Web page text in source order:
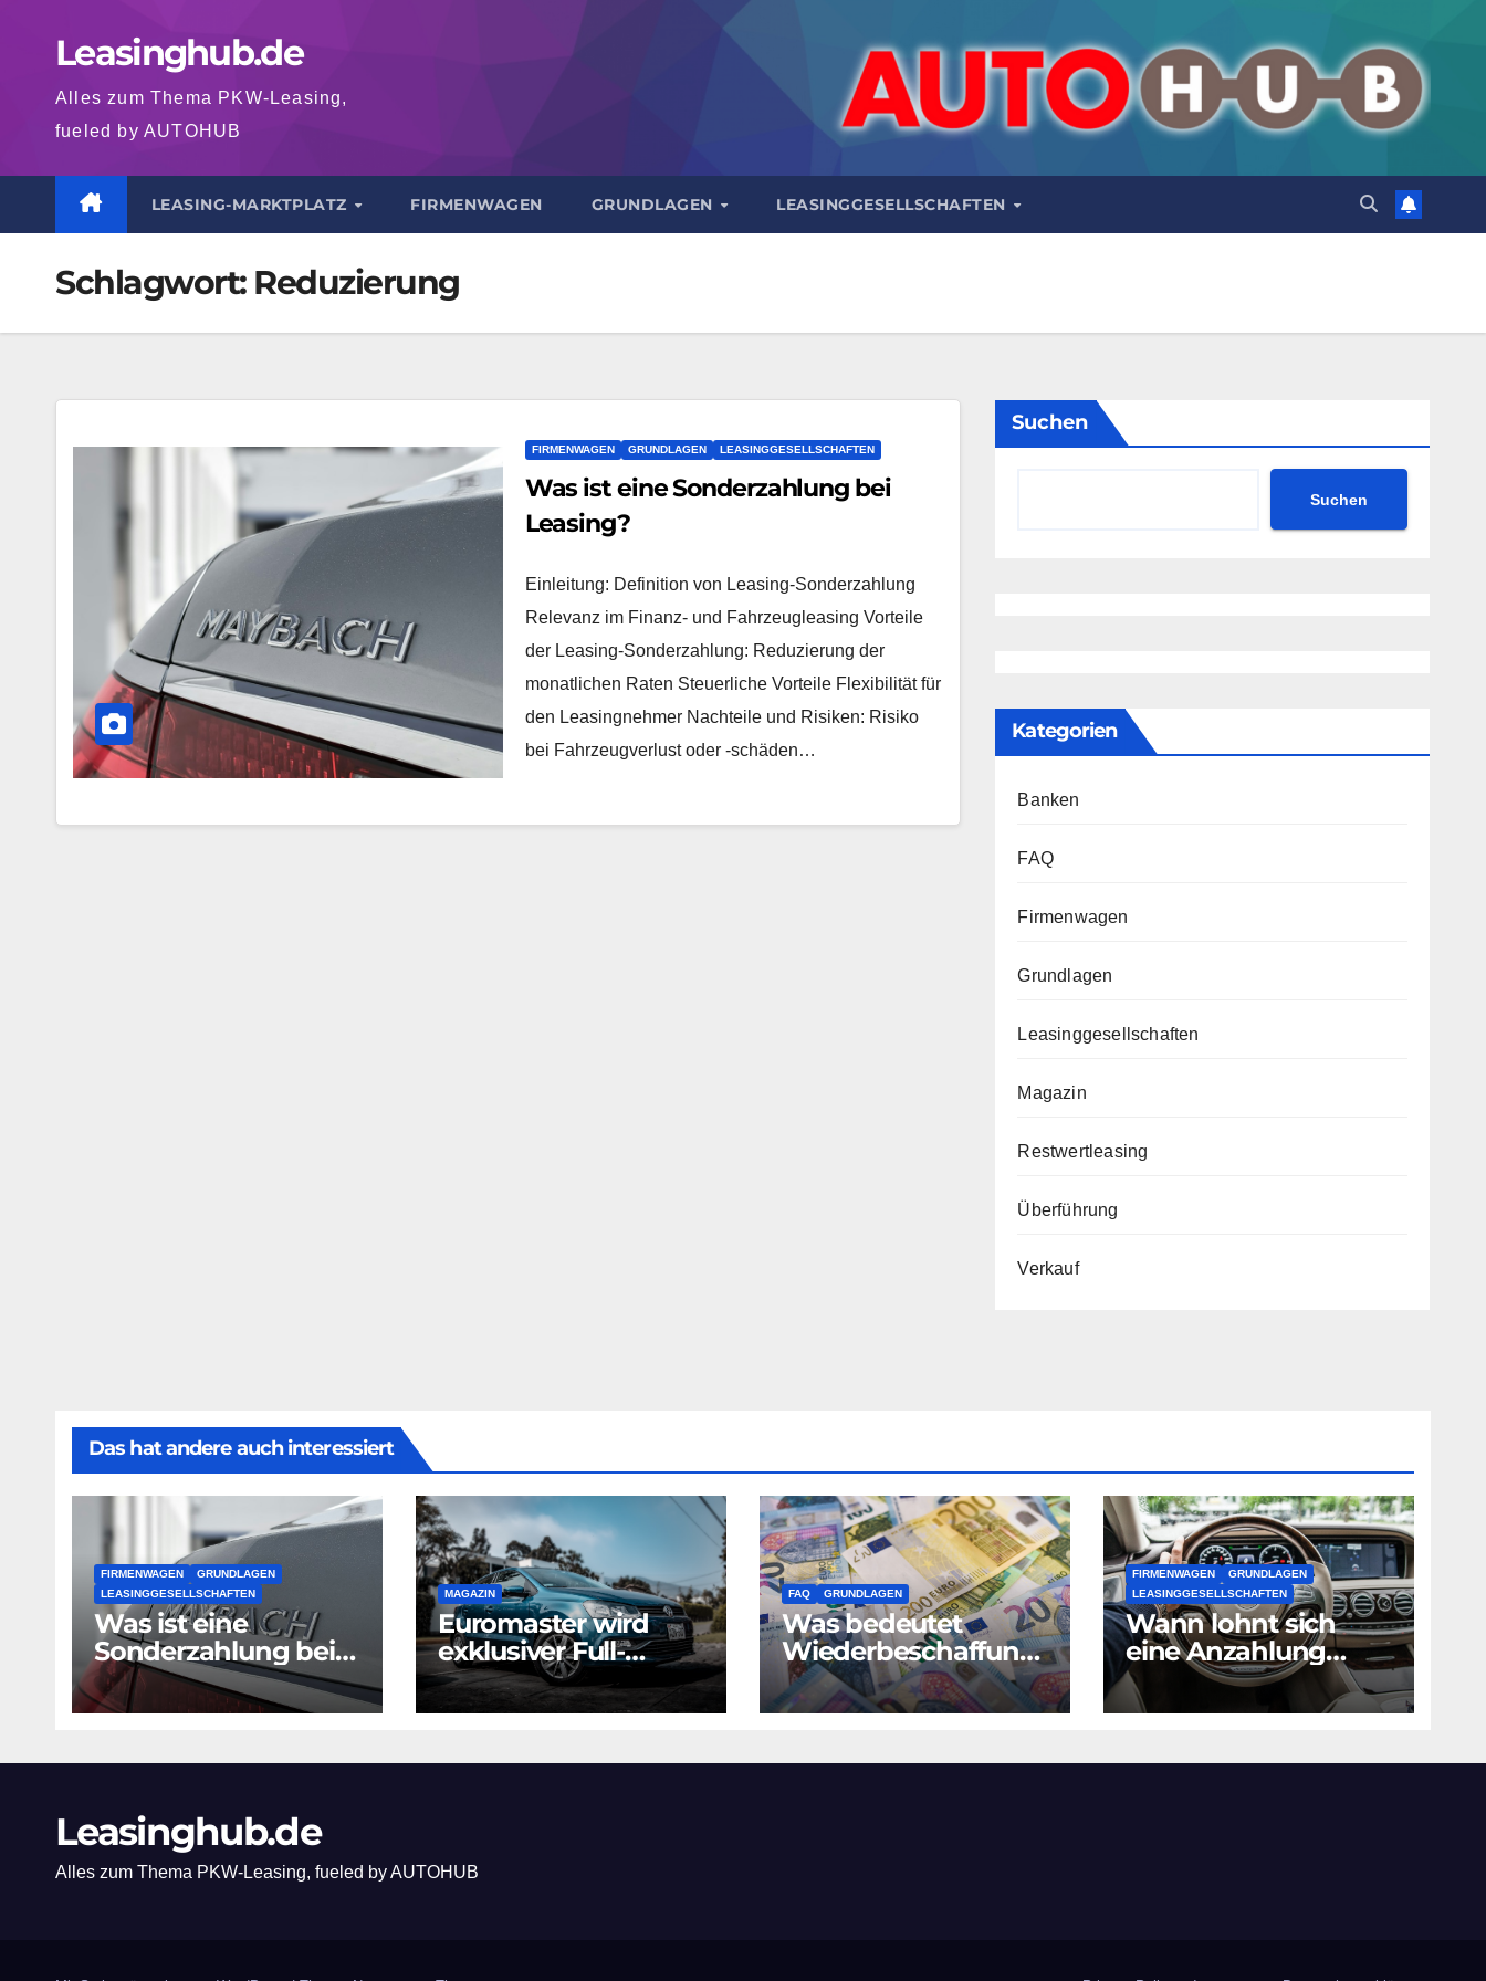
Leasinghub.de
Alles zum Thema PKW-Leasing,
fueled by AUTOHUB
LEASING-MARKTPLATZ FIRMENWAGEN GRUNDLAGEN LEASINGGESELLSCHAFTEN
Schlagwort: Reduzierung
FIRMENWAGEN GRUNDLAGEN LEASINGGESELLSCHAFTEN
Was ist eine Sonderzahlung bei
Leasing?
Einleitung: Definition von Leasing-Sonderzahlung
Relevanz im Finanz- und Fahrzeugleasing Vorteile
der Leasing-Sonderzahlung: Reduzierung der
monatlichen Raten Steuerliche Vorteile Flexibilität für
den Leasingnehmer Nachteile und Risiken: Risiko
bei Fahrzeugverlust oder -schäden…
Suchen
Suchen
Kategorien
Banken
FAQ
Firmenwagen
Grundlagen
Leasinggesellschaften
Magazin
Restwertleasing
Überführung
Verkauf
Das hat andere auch interessiert
FIRMENWAGEN
GRUNDLAGEN
LEASINGGESELLSCHAFTEN
Was ist eine
Sonderzahlung bei
Leasing?
MAGAZIN
Euromaster wird
exklusiver Full-
Service-Partner der
Volkswagen Leasing
Konzernmarken
FAQ GRUNDLAGEN
Was bedeutet
Wiederbeschaffung
swert
Differenzbesteuert?
FIRMENWAGEN
GRUNDLAGEN
LEASINGGESELLSCHAFTEN
Wann lohnt sich
eine Anzahlung
beim Leasing?
Leasinghub.de
Alles zum Thema PKW-Leasing, fueled by AUTOHUB